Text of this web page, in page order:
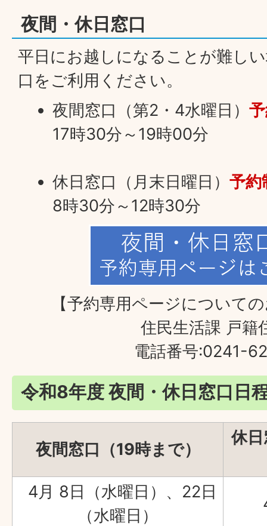
夜間・休日窓口
平日にお越しになることが難し
口をご利用ください。
夜間窓口（第2・4水曜日）
17時30分～19時00分
休日窓口（月末日曜日）予約
8時30分～12時30分
【予約専用ページについて
住民生活課 戸籍
電話番号:0241-
令和8年度 夜間・休日窓口日
夜間窓口（19時まで）
休
4月 8日（水曜日）、22日
（水曜日）